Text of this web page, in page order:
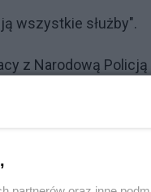
wszystkie służby".
z Narodową Policją
zdarzenia — napisał
— napisał
Niech